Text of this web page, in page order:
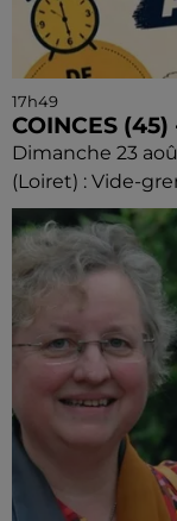
17h49
COINCES (45)
Dimanche 23
(Loiret) : Vide-